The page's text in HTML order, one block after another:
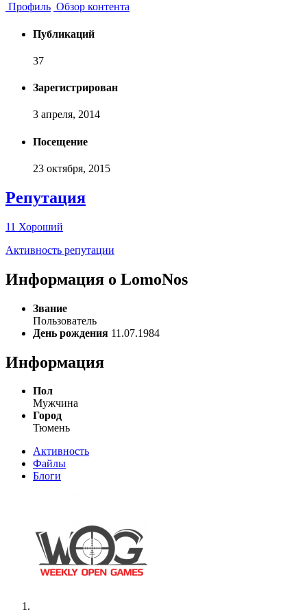
Профиль Обзор контента
Публикаций
37
Зарегистрирован
3 апреля, 2014
Посещение
23 октября, 2015
Репутация
11 Хороший
Активность репутации
Информация о LomoNos
Звание
Пользователь
День рождения 11.07.1984
Информация
Пол
Мужчина
Город
Тюмень
Активность
Файлы
Блоги